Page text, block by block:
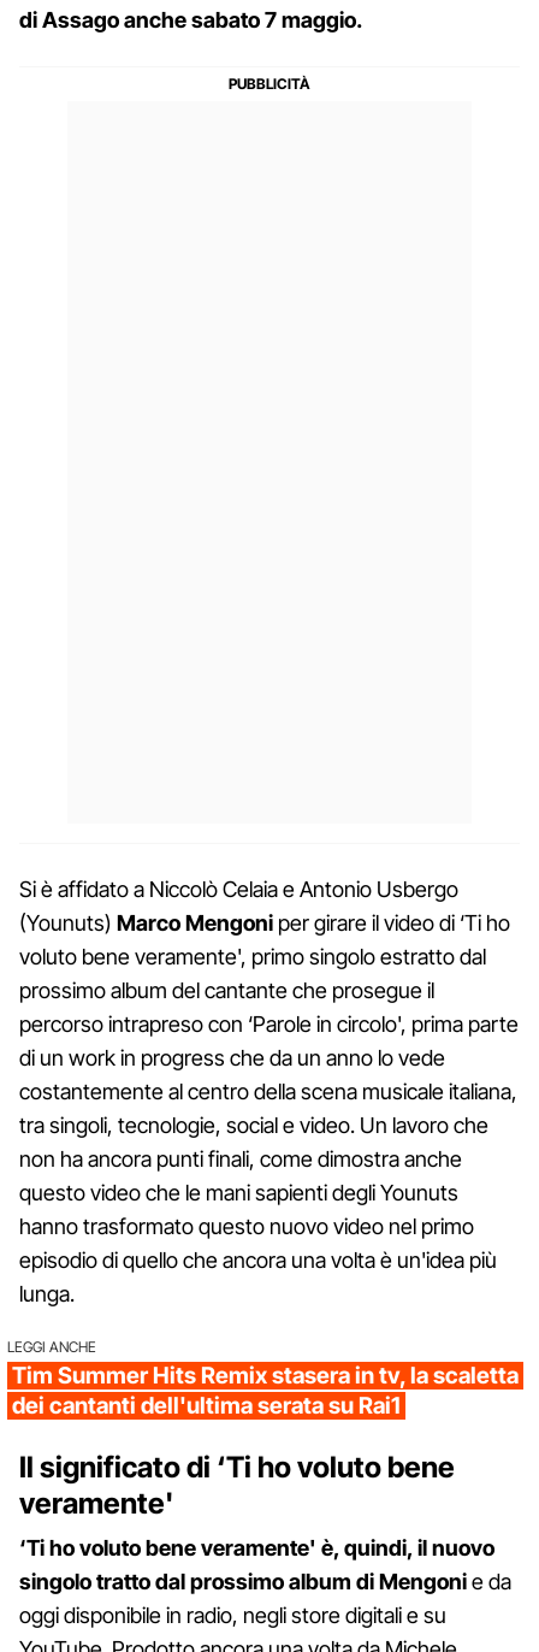
di Assago anche sabato 7 maggio.
Si è affidato a Niccolò Celaia e Antonio Usbergo
(Younuts) Marco Mengoni per girare il video di ‘Ti ho
voluto bene veramente', primo singolo estratto dal
prossimo album del cantante che prosegue il
percorso intrapreso con ‘Parole in circolo', prima parte
di un work in progress che da un anno lo vede
costantemente al centro della scena musicale italiana,
tra singoli, tecnologie, social e video. Un lavoro che
non ha ancora punti finali, come dimostra anche
questo video che le mani sapienti degli Younuts
hanno trasformato questo nuovo video nel primo
episodio di quello che ancora una volta è un'idea più
lunga.
LEGGI ANCHE
Tim Summer Hits Remix stasera in tv, la scaletta
dei cantanti dell'ultima serata su Rai1
Il significato di ‘Ti ho voluto bene
veramente'
‘Ti ho voluto bene veramente' è, quindi, il nuovo
singolo tratto dal prossimo album di Mengonie da
oggi disponibile in radio, negli store digitali e su